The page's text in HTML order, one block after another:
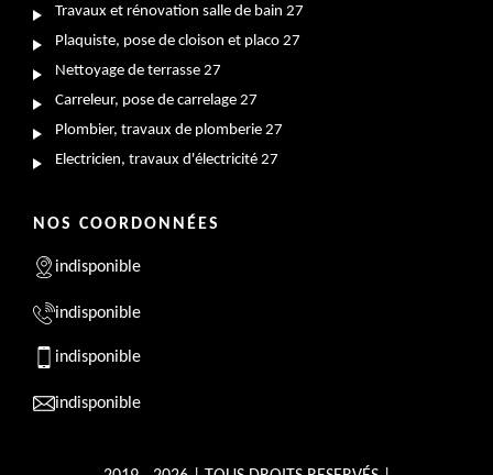
Travaux et rénovation salle de bain 27
Plaquiste, pose de cloison et placo 27
Nettoyage de terrasse 27
Carreleur, pose de carrelage 27
Plombier, travaux de plomberie 27
Electricien, travaux d'électricité 27
NOS COORDONNÉES
indisponible
indisponible
indisponible
indisponible